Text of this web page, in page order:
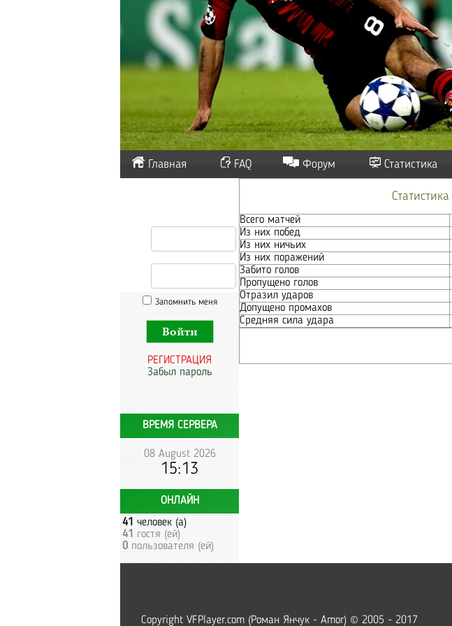
Главная FAQ Форум Статистика
Запомнить меня
РЕГИСТРАЦИЯ
Забыл пароль
ВРЕМЯ СЕРВЕРА
08 August 2026
15:13
ОНЛАЙН
41 человек (а)
41 гостя (ей)
0 пользователя (ей)
Статистика
Всего матчей
Из них побед
Из них ничьих
Из них поражений
Забито голов
Пропущено голов
Отразил ударов
Допущено промахов
Средняя сила удара
Copyright VFPlayer.com (Роман Янчук - Amor) © 2005 - 2017